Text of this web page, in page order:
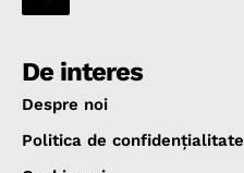
De interes
Despre noi
Politica de confidenţialitate